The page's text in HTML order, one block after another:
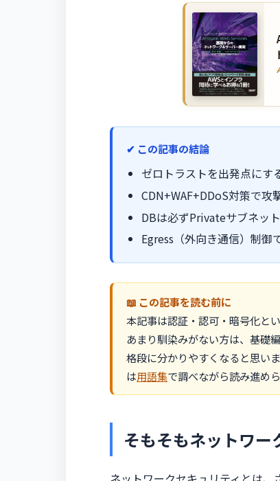
この記事の結論
ゼロトラストを出発点にす
CDN+WAF+DDoS対策で攻
DBは必ずPrivateサブネッ
Egress（外向き通信）制御
この記事を読む前に
本記事は認証・認可・暗号化と
あまり馴染みがない方は、基礎
格段に分かりやすくなると思い
は用語集で調べながら読み進めら
そもそもネットワ